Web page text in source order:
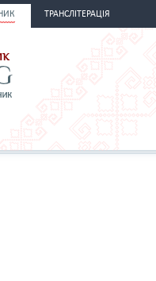
ТРАНСЛІТЕРАЦІЯ